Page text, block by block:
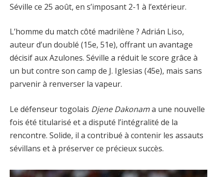
Séville ce 25 août, en s’imposant 2-1 à l’extérieur.
L’homme du match côté madrilène ? Adrián Liso,
auteur d’un doublé (15e, 51e), offrant un avantage
décisif aux Azulones. Séville a réduit le score grâce à
un but contre son camp de J. Iglesias (45e), mais sans
parvenir à renverser la vapeur.
Le défenseur togolais Djene Dakonama une nouvelle
fois été titularisé et a disputé l’intégralité de la
rencontre. Solide, il a contribué à contenir les assauts
sévillans et à préserver ce précieux succès.